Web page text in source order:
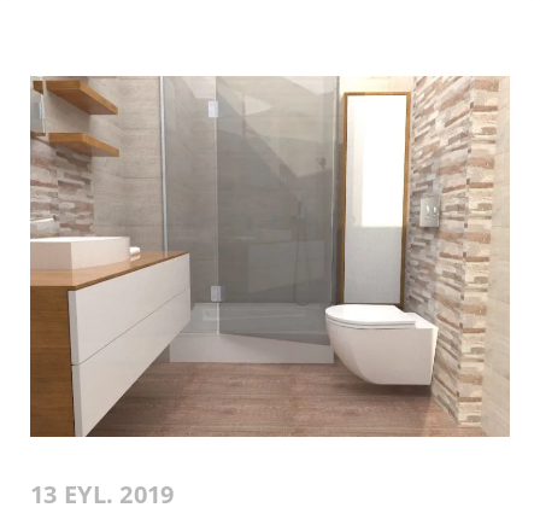
13 EYL. 2019